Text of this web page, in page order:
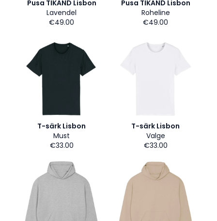
Pusa TIKAND Lisbon
Lavendel
€49.00
Pusa TIKAND Lisbon
Roheline
€49.00
T-särk Lisbon
Must
€33.00
T-särk Lisbon
Valge
€33.00